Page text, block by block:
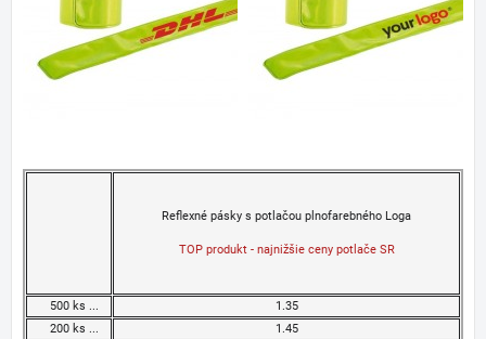
Reflexné pásky s potlačou plnofarebného Loga
TOP produkt - najnižšie ceny potlače SR
500 ks ...
1.35
200 ks ...
1.45